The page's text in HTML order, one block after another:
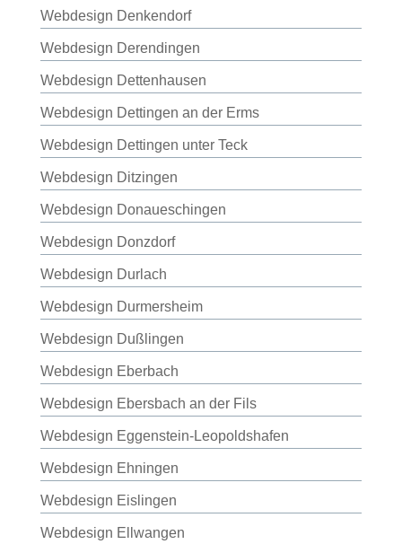
Webdesign Denkendorf
Webdesign Derendingen
Webdesign Dettenhausen
Webdesign Dettingen an der Erms
Webdesign Dettingen unter Teck
Webdesign Ditzingen
Webdesign Donaueschingen
Webdesign Donzdorf
Webdesign Durlach
Webdesign Durmersheim
Webdesign Dußlingen
Webdesign Eberbach
Webdesign Ebersbach an der Fils
Webdesign Eggenstein-Leopoldshafen
Webdesign Ehningen
Webdesign Eislingen
Webdesign Ellwangen